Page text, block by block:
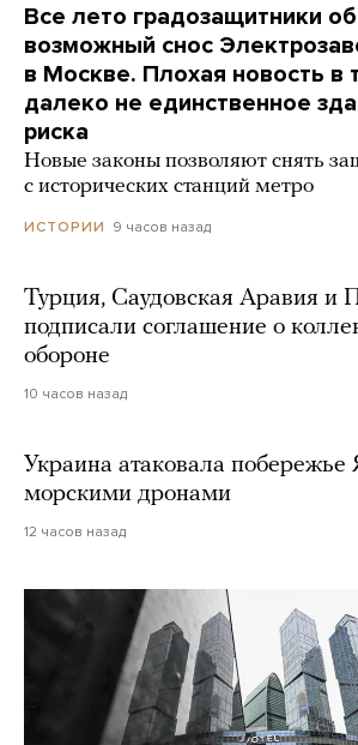
Все лето градозащитники
возможный снос
в Москве. Плохая новость в
далеко не единственное
риска
Новые законы позволяют снять
с исторических станций метро
ИСТОРИИ 9 часов назад
Турция, Саудовская Аравия и
подписали соглашение о
обороне
10 часов назад
Украина атаковала побережье
морскими дронами
12 часов назад